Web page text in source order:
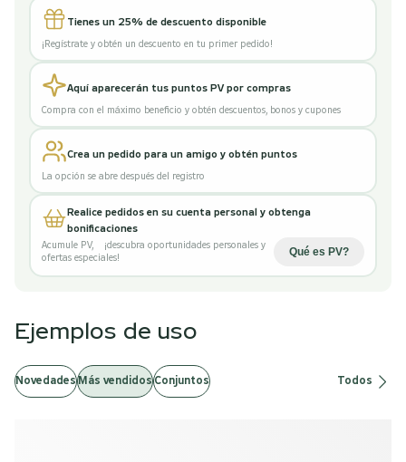
Tienes un 25% de descuento disponible
¡Regístrate y obtén un descuento en tu primer pedido!
Aquí aparecerán tus puntos PV por compras
Compra con el máximo beneficio y obtén descuentos, bonos y cupones
Crea un pedido para un amigo y obtén puntos
La opción se abre después del registro
Realice pedidos en su cuenta personal y obtenga
bonificaciones
Acumule PV,
¡descubra oportunidades personales y
ofertas especiales!
Qué es PV?
Ejemplos de uso
NovedadesMás vendidosConjuntos Todos